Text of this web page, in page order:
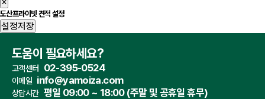
도산프라이빗 견적 설정
설정저장
도움이 필요하세요?
고객센터 02-395-0524
이메일 info@yamoiza.com
상담시간 평일 09:00 ~ 18:00 (주말 및 공휴일 휴무)